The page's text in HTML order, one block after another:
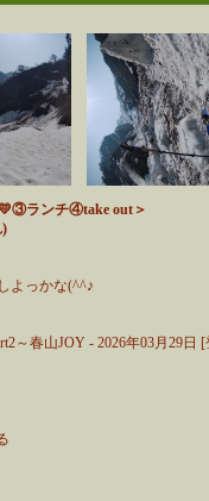
ランチ④take out＞
)
よっかな(^^♪
～春山JOY - 2026年03月29日